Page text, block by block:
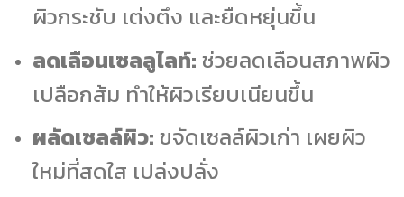
ผิวกระชับ เต่งตึง และยืดหยุ่นขึ้น
ลดเลือนเซลลูไลท์: ช่วยลดเลือนสภาพผิว
เปลือกส้ม ทำให้ผิวเรียบเนียนขึ้น
ผลัดเซลล์ผิว: ขจัดเซลล์ผิวเก่า เผยผิว
ใหม่ที่สดใส เปล่งปลั่ง